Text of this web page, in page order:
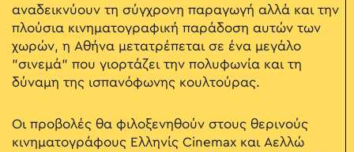
αναδεικνύουν τη σύγχρονη παραγωγή αλλά και την
πλούσια κινηματογραφική παράδοση αυτών των
χωρών, η Αθήνα μετατρέπεται σε ένα μεγάλο
"σινεμά" που γιορτάζει την πολυφωνία και τη
δύναμη της ισπανόφωνης κουλτούρας.
Οι προβολές θα φιλοξενηθούν στους θερινούς
κινηματογράφους Ελληνίς Cinemax και Αελλώ